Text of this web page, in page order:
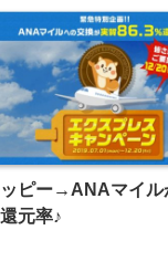
ピー→ANAマイル
元率♪